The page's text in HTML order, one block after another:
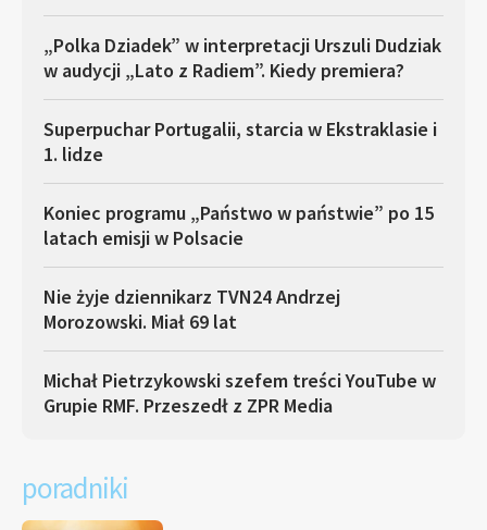
„Polka Dziadek” w interpretacji Urszuli Dudziak
w audycji „Lato z Radiem”. Kiedy premiera?
Superpuchar Portugalii, starcia w Ekstraklasie i
1. lidze
Koniec programu „Państwo w państwie” po 15
latach emisji w Polsacie
Nie żyje dziennikarz TVN24 Andrzej
Morozowski. Miał 69 lat
Michał Pietrzykowski szefem treści YouTube w
Grupie RMF. Przeszedł z ZPR Media
poradniki